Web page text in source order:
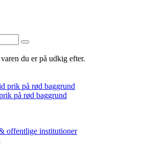
du er på udkig efter.
på rød baggrund
offentlige institutioner